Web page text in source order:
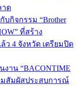
าด
กิจกรรม “Brother
ที่สร้าง
4 จังหวัด เตรียมปิด
งาน “BACONTIME
มสัมผัสประสบการณ์